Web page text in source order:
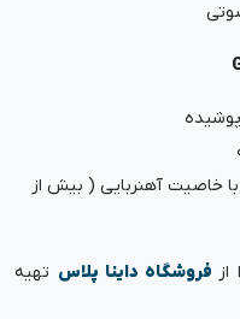
خاصیت آهنربایی ( بیش از
فروشگاه داینا پلاس تهیه